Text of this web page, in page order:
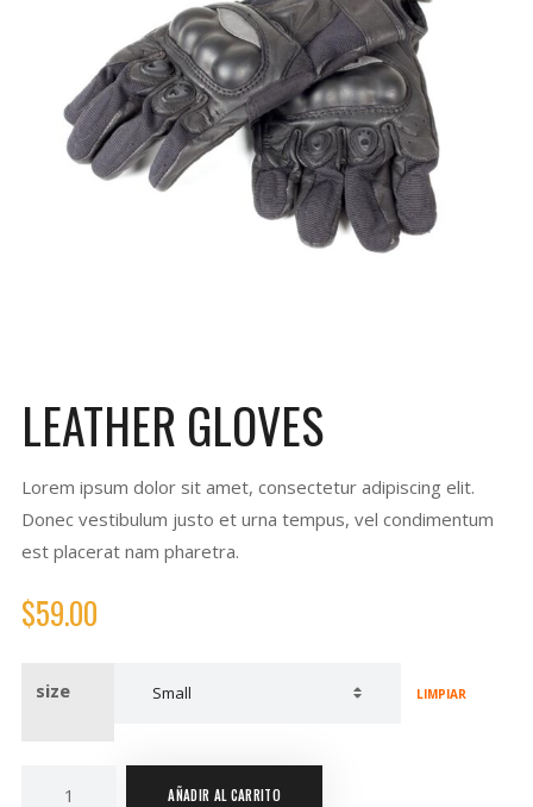
LEATHER GLOVES
Lorem ipsum dolor sit amet, consectetur adipiscing elit.
Donec vestibulum justo et urna tempus, vel condimentum
est placerat nam pharetra.
$59.00
size LIMPIAR
AÑADIR AL CARRITO